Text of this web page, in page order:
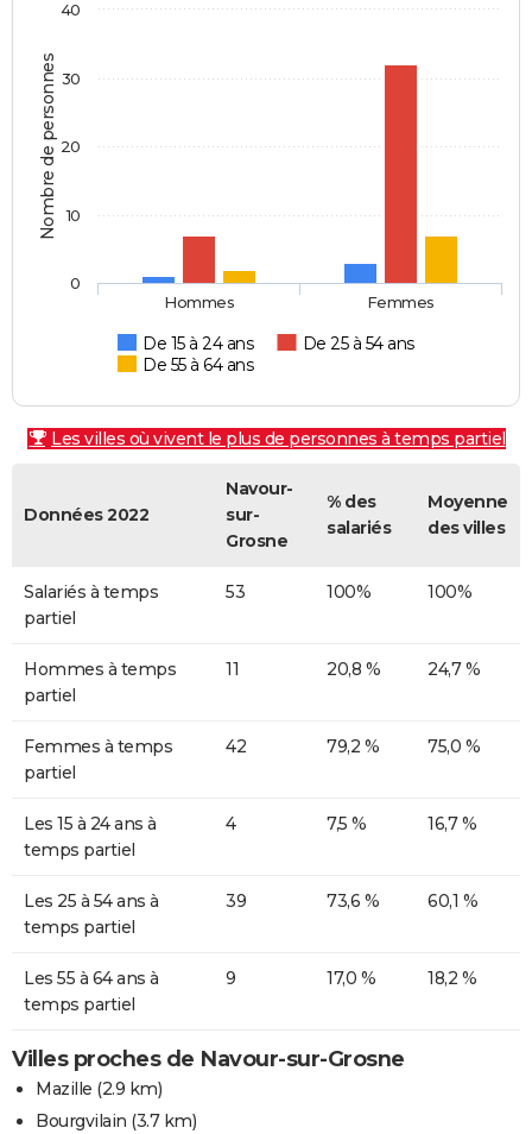
Nombre de personnes
De 15 à 24 ans
De 25 à 54 ans
De 55 à 64 ans
Hommes Femmes
0
10
20
30
40
Les villes où vivent le plus de personnes à temps partiel
Données 2022
Navour-
sur-
Grosne
% des
salariés
Moyenne
des villes
Salariés à temps
partiel
53 100% 100%
Hommes à temps
partiel
11 20,8 % 24,7 %
Femmes à temps
partiel
42 79,2 % 75,0 %
Les 15 à 24 ans à
temps partiel
4 7,5 % 16,7 %
Les 25 à 54 ans à
temps partiel
39 73,6 % 60,1 %
Les 55 à 64 ans à
temps partiel
9 17,0 % 18,2 %
Villes proches de Navour-sur-Grosne
Mazille (2.9 km)
Bourgvilain (3.7 km)